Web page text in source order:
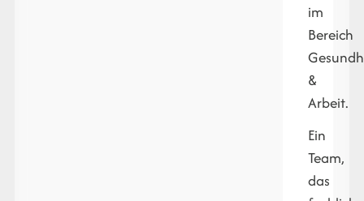
im
Bereich
&
Arbeit.
Ein
Team,
das